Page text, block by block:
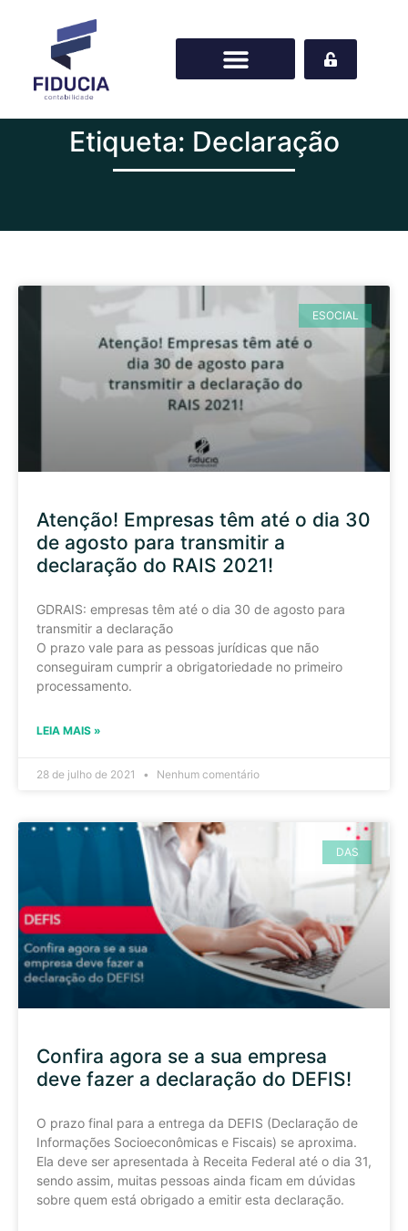
Etiqueta: Declaração
ESOCIAL
Atenção! Empresas têm até o dia 30
de agosto para transmitir a
declaração do RAIS 2021!
GDRAIS: empresas têm até o dia 30 de agosto para
transmitir a declaração
O prazo vale para as pessoas jurídicas que não
conseguiram cumprir a obrigatoriedade no primeiro
processamento.
LEIA MAIS »
28 de julho de 2021 Nenhum comentário
DAS
Confira agora se a sua empresa
deve fazer a declaração do DEFIS!
O prazo final para a entrega da DEFIS (Declaração de
Informações Socioeconômicas e Fiscais) se aproxima.
Ela deve ser apresentada à Receita Federal até o dia 31,
sendo assim, muitas pessoas ainda ficam em dúvidas
sobre quem está obrigado a emitir esta declaração.